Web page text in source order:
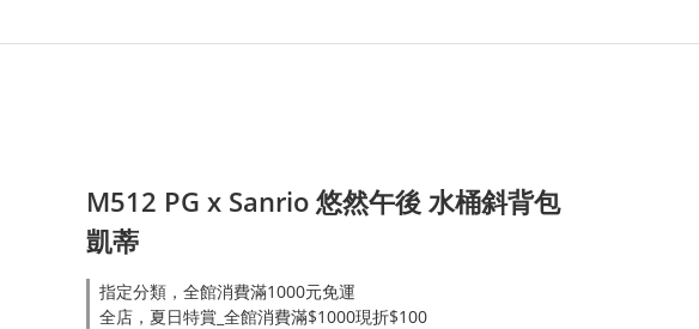
M512 PG x Sanrio 悠然午後 水桶斜背包
凱蒂
指定分類，全館消費滿1000元免運
全店，夏日特賞_全館消費滿$1000現折$100